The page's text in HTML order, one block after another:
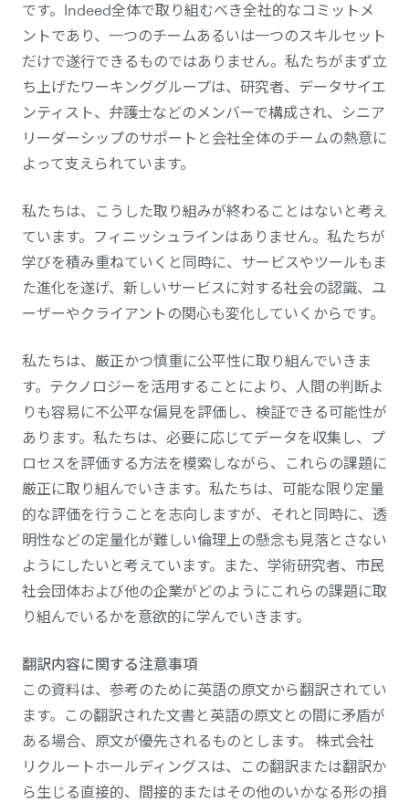
です。Indeed全体で取り組むべき全社的なコミットメ
ントであり、一つのチームあるいは一つのスキルセット
だけで遂行できるものではありません。私たちがまず立
ち上げたワーキンググループは、研究者、データサイエ
ンティスト、弁護士などのメンバーで構成され、シニア
リーダーシップのサポートと会社全体のチームの熱意に
よって支えられています。
私たちは、こうした取り組みが終わることはないと考え
ています。フィニッシュラインはありません。私たちが
学びを積み重ねていくと同時に、サービスやツールもま
た進化を遂げ、新しいサービスに対する社会の認識、ユ
ーザーやクライアントの関心も変化していくからです。
私たちは、厳正かつ慎重に公平性に取り組んでいきま
す。テクノロジーを活用することにより、人間の判断よ
りも容易に不公平な偏見を評価し、検証できる可能性が
あります。私たちは、必要に応じてデータを収集し、プ
ロセスを評価する方法を模索しながら、これらの課題に
厳正に取り組んでいきます。私たちは、可能な限り定量
的な評価を行うことを志向しますが、それと同時に、透
明性などの定量化が難しい倫理上の懸念も見落とさない
ようにしたいと考えています。また、学術研究者、市民
社会団体および他の企業がどのようにこれらの課題に取
り組んでいるかを意欲的に学んでいきます。
翻訳内容に関する注意事項
この資料は、参考のために英語の原文から翻訳されてい
ます。この翻訳された文書と英語の原文との間に矛盾が
ある場合、原文が優先されるものとします。 株式会社
リクルートホールディングスは、この翻訳または翻訳か
ら生じる直接的、間接的またはその他のいかなる形の損